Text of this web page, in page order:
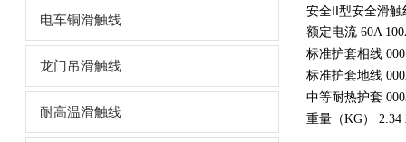
电车铜滑触线
龙门吊滑触线
耐高温滑触线
安全II型安全滑触
额定电流60A
标准护套相线
标准护套地线
中等耐热护套
重量（KG） 2.34